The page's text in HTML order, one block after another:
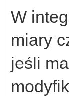
W
miary
jeśli